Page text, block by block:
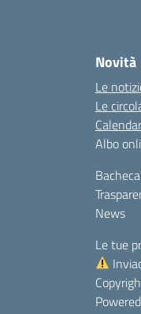
Novità
Le
Le
Albo
News
Le tue